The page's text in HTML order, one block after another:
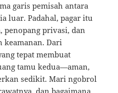
garis pemisah antara
luar. Padahal, pagar itu
penopang privasi, dan
keamanan. Dari
tepat membuat
tamu kedua—aman,
sedikit. Mari ngobrol